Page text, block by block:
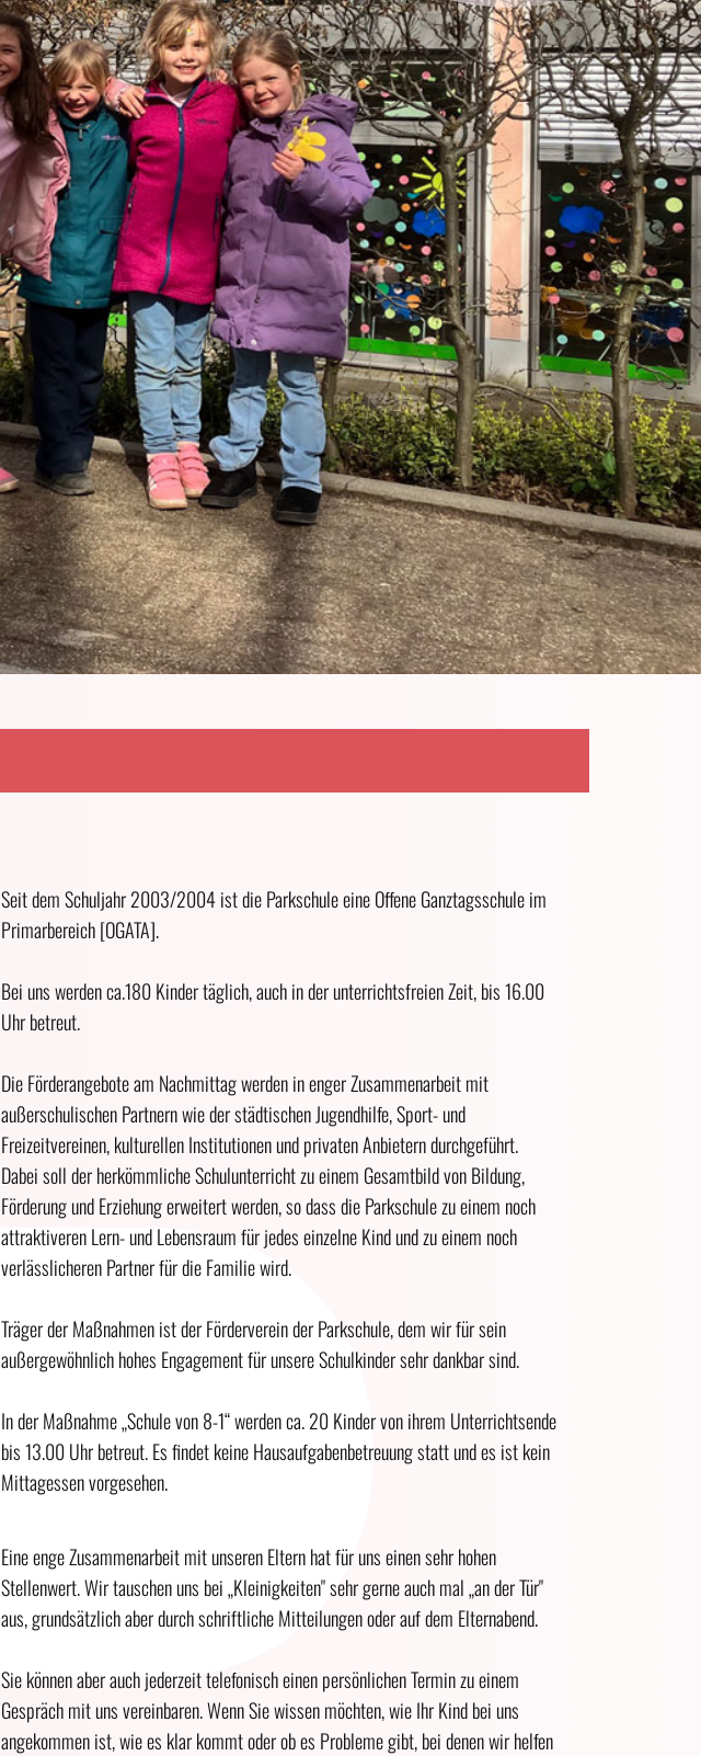
Seit dem Schuljahr 2003/2004 ist die Parkschule eine Offene Ganztagsschule im
Primarbereich [OGATA].
Bei uns werden ca.180 Kinder täglich, auch in der unterrichtsfreien Zeit, bis 16.00
Uhr betreut.
Die Förderangebote am Nachmittag werden in enger Zusammenarbeit mit
außerschulischen Partnern wie der städtischen Jugendhilfe, Sport- und
Freizeitvereinen, kulturellen Institutionen und privaten Anbietern durchgeführt.
Dabei soll der herkömmliche Schulunterricht zu einem Gesamtbild von Bildung,
Förderung und Erziehung erweitert werden, so dass die Parkschule zu einem noch
attraktiveren Lern- und Lebensraum für jedes einzelne Kind und zu einem noch
verlässlicheren Partner für die Familie wird.
Träger der Maßnahmen ist der Förderverein der Parkschule, dem wir für sein
außergewöhnlich hohes Engagement für unsere Schulkinder sehr dankbar sind.
In der Maßnahme „Schule von 8-1“ werden ca. 20 Kinder von ihrem Unterrichtsende
bis 13.00 Uhr betreut. Es findet keine Hausaufgabenbetreuung statt und es ist kein
Mittagessen vorgesehen.
Eine enge Zusammenarbeit mit unseren Eltern hat für uns einen sehr hohen
Stellenwert. Wir tauschen uns bei ​„Kleinigkeiten" sehr gerne auch mal ​„an der Tür"
aus, grundsätzlich aber durch schriftliche Mitteilungen oder auf dem Elternabend.
Sie können aber auch jederzeit telefonisch einen persönlichen Termin zu einem
Gespräch mit uns vereinbaren. Wenn Sie wissen möchten, wie Ihr Kind bei uns
angekommen ist, wie es klar kommt oder ob es Probleme gibt, bei denen wir helfen